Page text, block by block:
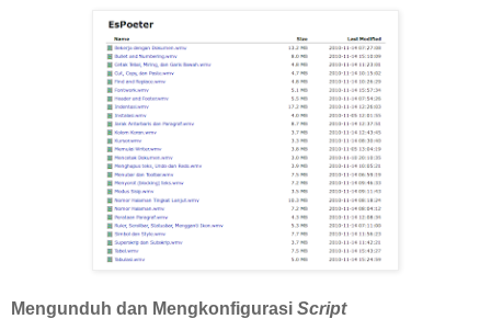
Mengunduh dan Mengkonfigurasi Script